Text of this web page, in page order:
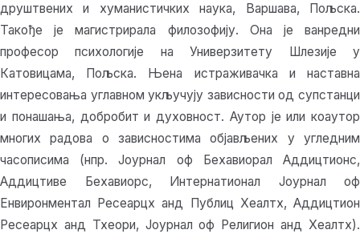
друштвених и хуманистичких наука, Варшава, Пољска.
Такође је магистрирала филозофију. Она је ванредни
професор психологије на Универзитету Шлезије у
Катовицама, Пољска. Њена истраживачка и наставна
интересовања углавном укључују зависности од супстанци
и понашања, добробит и духовност. Аутор је или коаутор
многих радова о зависностима објављених у угледним
часописима (нпр. Јоурнал оф Бехавиорал Аддицтионс,
Аддицтиве Бехавиорс, Интернатионал Јоурнал оф
Енвиронментал Ресеарцх анд Публиц Хеалтх, Аддицтион
Ресеарцх анд Тхеори, Јоурнал оф Религион анд Хеалтх).